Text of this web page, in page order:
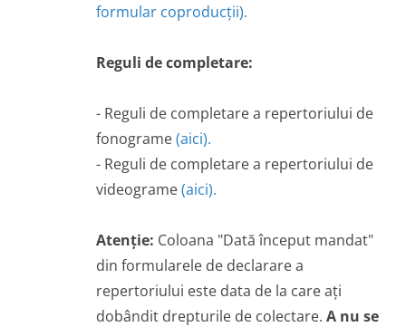
formular coproducții).
Reguli de completare:
- Reguli de completare a repertoriului de
fonograme(aici).
- Reguli de completare a repertoriului de
videograme(aici).
Atenție: Coloana "Dată început mandat"
din formularele de declarare a
repertoriului este data de la care ați
dobândit drepturile de colectare. A nu se